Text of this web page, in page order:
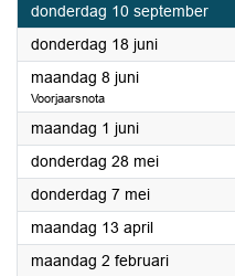
donderdag 10 september2026
donderdag 18 juni2026
maandag 8 juni2026
Voorjaarsnota
maandag 1 juni2026
donderdag 28 mei2026
donderdag 7 mei2026
maandag 13 april2026
maandag 2 februari2026